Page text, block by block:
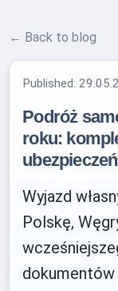
← Back to blog
Published:
Podróż
roku:
Wyjazd
Polskę,
dokumentów